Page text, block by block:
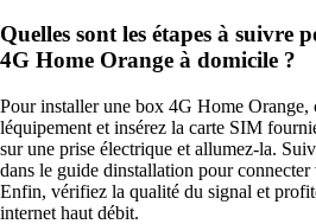
Quelles sont les étapes à suivre
4G Home Orange à domicile ?
Pour installer une box 4G Home Orange,
léquipement et insérez la carte SIM
sur une prise électrique et allumez-la.
dans le guide dinstallation pour
Enfin, vérifiez la qualité du signal et
internet haut débit.